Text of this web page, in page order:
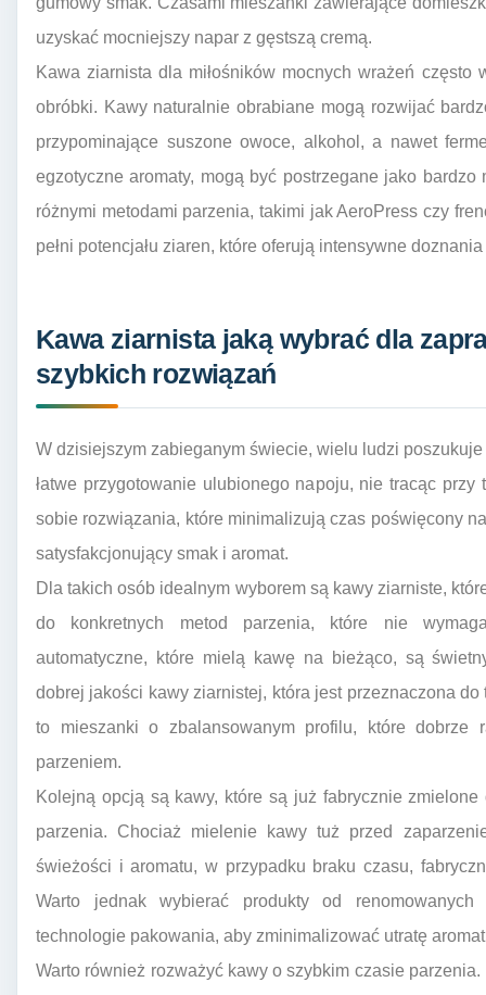
uzyskać mocniejszy napar z gęstszą cremą.
Kawa ziarnista dla miłośników mocnych wrażeń
obróbki. Kawy naturalnie obrabiane mogą rozwijać
przypominające suszone owoce, alkohol, a nawet
egzotyczne aromaty, mogą być postrzegane jako
różnymi metodami parzenia, takimi jak AeroPress czy
pełni potencjału ziaren, które oferują intensywne
Kawa ziarnista jaką wybrać dla
szybkich rozwiązań
W dzisiejszym zabieganym świecie, wielu ludzi
łatwe przygotowanie ulubionego napoju, nie tracąc
sobie rozwiązania, które minimalizują czas poświęcony
satysfakcjonujący smak i aromat.
Dla takich osób idealnym wyborem są kawy ziarniste,
do konkretnych metod parzenia, które nie
automatyczne, które mielą kawę na bieżąco, są
dobrej jakości kawy ziarnistej, która jest przeznaczona
to mieszanki o zbalansowanym profilu, które dobrze
parzeniem.
Kolejną opcją są kawy, które są już fabrycznie
parzenia. Chociaż mielenie kawy tuż przed
świeżości i aromatu, w przypadku braku czasu,
Warto jednak wybierać produkty od renomowanych
technologie pakowania, aby zminimalizować utratę
Warto również rozważyć kawy o szybkim czasie